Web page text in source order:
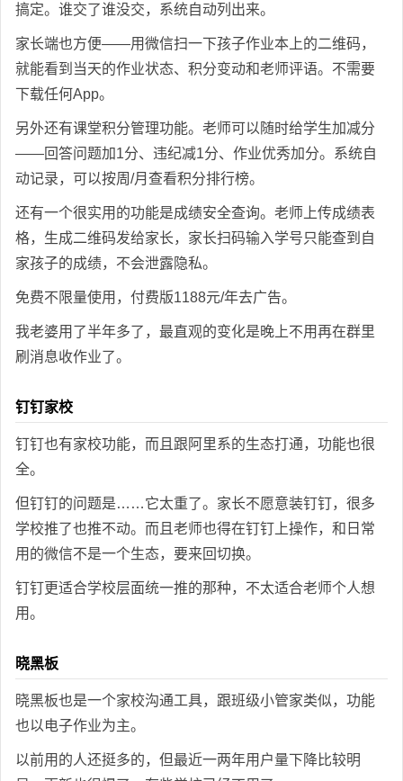
搞定。谁交了谁没交，系统自动列出来。
家长端也方便——用微信扫一下孩子作业本上的二维码，
就能看到当天的作业状态、积分变动和老师评语。不需要
下载任何App。
另外还有课堂积分管理功能。老师可以随时给学生加减分
——回答问题加1分、违纪减1分、作业优秀加分。系统自
动记录，可以按周/月查看积分排行榜。
还有一个很实用的功能是成绩安全查询。老师上传成绩表
格，生成二维码发给家长，家长扫码输入学号只能查到自
家孩子的成绩，不会泄露隐私。
免费不限量使用，付费版1188元/年去广告。
我老婆用了半年多了，最直观的变化是晚上不用再在群里
刷消息收作业了。
钉钉家校
钉钉也有家校功能，而且跟阿里系的生态打通，功能也很
全。
但钉钉的问题是……它太重了。家长不愿意装钉钉，很多
学校推了也推不动。而且老师也得在钉钉上操作，和日常
用的微信不是一个生态，要来回切换。
钉钉更适合学校层面统一推的那种，不太适合老师个人想
用。
晓黑板
晓黑板也是一个家校沟通工具，跟班级小管家类似，功能
也以电子作业为主。
以前用的人还挺多的，但最近一两年用户量下降比较明